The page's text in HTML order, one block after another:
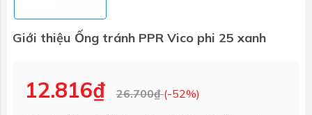
Giới thiệu Ống tránh PPR Vico phi 25 xanh
12.816₫ 26.700₫(-52%)